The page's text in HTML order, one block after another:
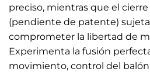
preciso, mientras que el
(pendiente de patente)
comprometer la libertad de
Experimenta la fusión
movimiento, control del balón